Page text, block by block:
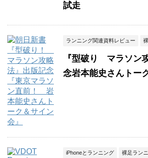
試走
ランニング関連資料レビュー
『型破り マラソン
念岩本能史さんトー
iPhoneとランニング 裸足ラン